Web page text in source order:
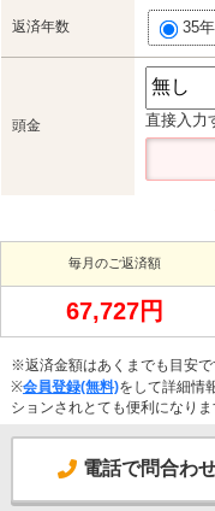
返済年数 35年
頭金 直接入力
毎月のご返済額
67,727円
※返済金額はあくまでも目安で
※会員登録(無料)をして詳細情
ションされとても便利になりま
電話で問合わ